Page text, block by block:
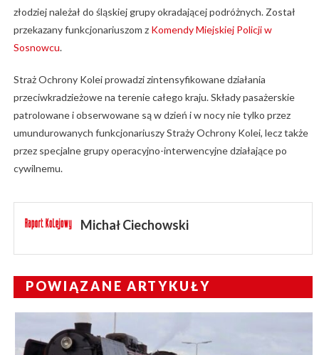
złodziej należał do śląskiej grupy okradającej podróżnych. Został
przekazany funkcjonariuszom z Komendy Miejskiej Policji w
Sosnowcu.
Straż Ochrony Kolei prowadzi zintensyfikowane działania
przeciwkradzieżowe na terenie całego kraju. Składy pasażerskie
patrolowane i obserwowane są w dzień i w nocy nie tylko przez
umundurowanych funkcjonariuszy Straży Ochrony Kolei, lecz także
przez specjalne grupy operacyjno-interwencyjne działające po
cywilnemu.
Michał Ciechowski
POWIĄZANE ARTYKUŁY